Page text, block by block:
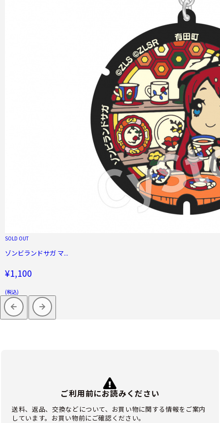
SOLD OUT
ゾンビランドサガ マ...
¥1,100
(税込)
ご利用前にお読みください
送料、返品、交換などについて、お買い物に関する情報をご案内
しています。お買い物前にご確認ください。